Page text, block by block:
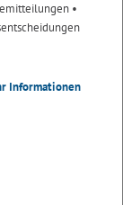
•
Informationen